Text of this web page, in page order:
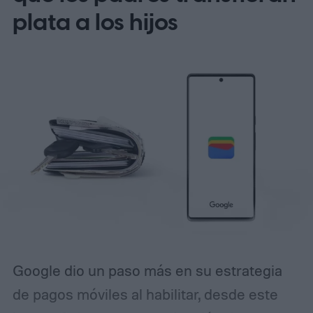
dispositivo, lo que lo convierte en portátil e
independiente de la conexión a internet. El
una Raspberry Pi 5 e incluye un micrófono
impresa en 3D, creando un traductor
autónomo que puedes llevar casi a
cualquier parte.Traducción de IA, sin la
plata a los hijos
Google dio un paso más en su estrategia
de pagos móviles al habilitar, desde este